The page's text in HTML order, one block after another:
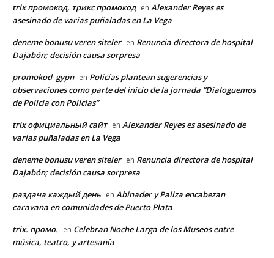
trix промокод, трикс промокод en Alexander Reyes es
asesinado de varias puñaladas en La Vega
deneme bonusu veren siteler en Renuncia directora de hospital
Dajabón; decisión causa sorpresa
promokod_gypn en Policías plantean sugerencias y
observaciones como parte del inicio de la jornada “Dialoguemos
de Policía con Policías”
trix официальный сайт en Alexander Reyes es asesinado de
varias puñaladas en La Vega
deneme bonusu veren siteler en Renuncia directora de hospital
Dajabón; decisión causa sorpresa
раздача каждый день en Abinader y Paliza encabezan
caravana en comunidades de Puerto Plata
trix. промо. en Celebran Noche Larga de los Museos entre
música, teatro, y artesanía